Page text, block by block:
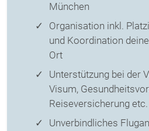
München
Organisation inkl.
und Koordination
Ort
Unterstützung bei der
Visum,
Reiseversicherung etc.
Unverbindliches